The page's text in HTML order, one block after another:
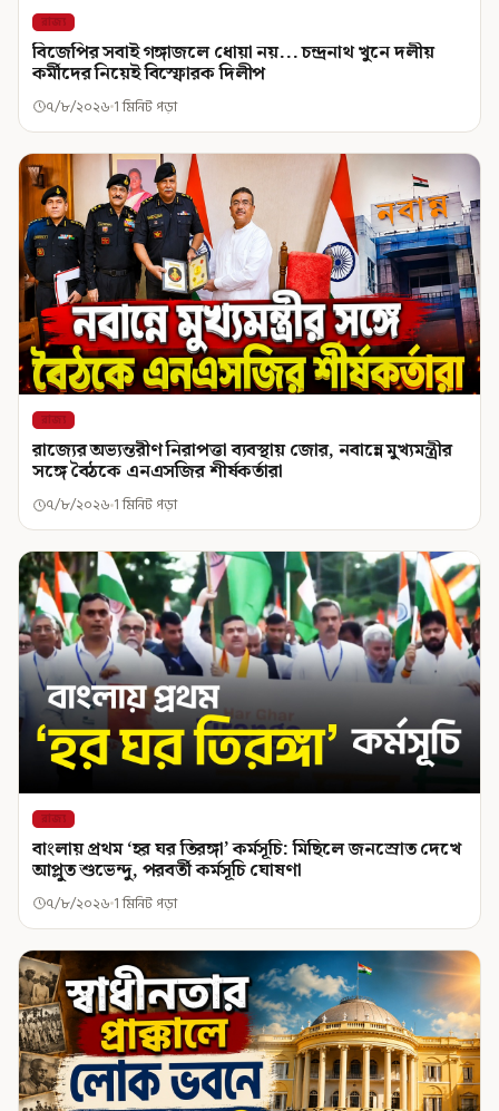
রাজ্য
বিজেপির সবাই গঙ্গাজলে ধোয়া নয়... চন্দ্রনাথ খুনে দলীয়
কর্মীদের নিয়েই বিস্ফোরক দিলীপ
৭/৮/২০২৬ 1 মিনিট পড়া
রাজ্য
রাজ্যের অভ্যন্তরীণ নিরাপত্তা ব্যবস্থায় জোর, নবান্নে মুখ্যমন্ত্রীর
সঙ্গে বৈঠকে এনএসজির শীর্ষকর্তারা
৭/৮/২০২৬ 1 মিনিট পড়া
রাজ্য
বাংলায় প্রথম ‘হর ঘর তিরঙ্গা’ কর্মসূচি: মিছিলে জনস্রোত দেখে
আপ্লুত শুভেন্দু, পরবর্তী কর্মসূচি ঘোষণা
৭/৮/২০২৬ 1 মিনিট পড়া